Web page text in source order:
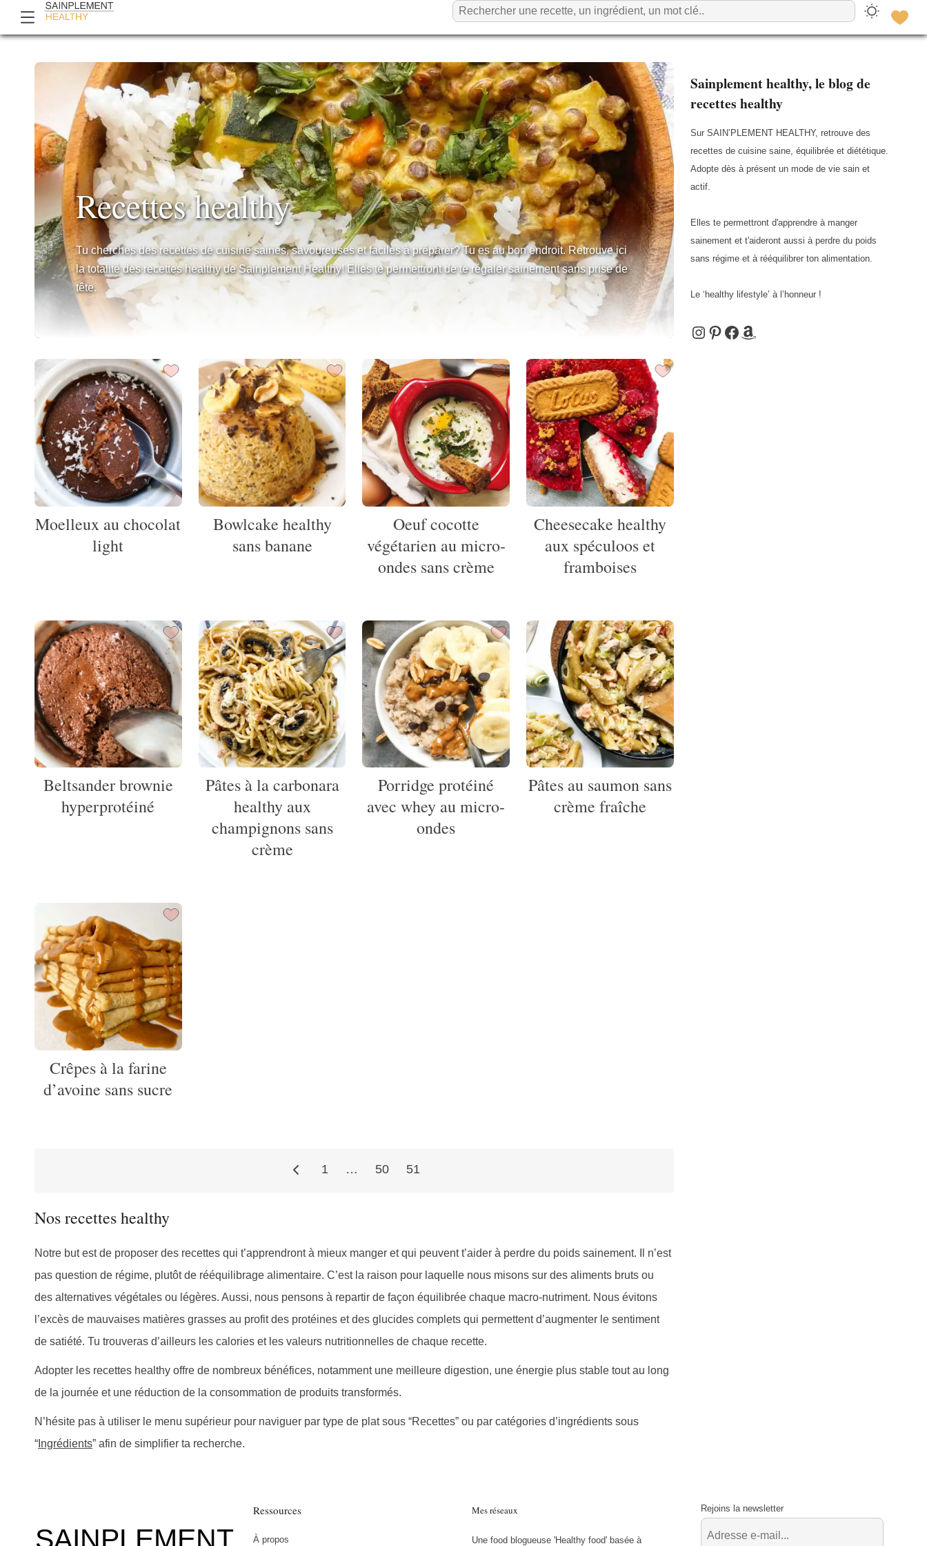
Recettes healthy
Tu cherches des recettes de cuisine saines, savoureuses et faciles à préparer? Tu es au bon endroit. Retrouve ici
la totalité des recettes healthy de Sainplement Healthy! Elles te permettront de te régaler sainement sans prise de
tête.
Moelleux au chocolat
light
Bowlcake healthy
sans banane
Oeuf cocotte
végétarien au micro-
ondes sans crème
Cheesecake healthy
aux spéculoos et
framboises
Beltsander brownie
hyperprotéiné
Pâtes à la carbonara
healthy aux
champignons sans
crème
Porridge protéiné
avec whey au micro-
ondes
Pâtes au saumon sans
crème fraîche
Crêpes à la farine
d’avoine sans sucre
publications
1 … 50 51
Nos recettes healthy
Notre but est de proposer des recettes qui t’apprendront à mieux manger et qui peuvent t’aider à perdre du poids sainement. Il n’est
pas question de régime, plutôt de rééquilibrage alimentaire. C’est la raison pour laquelle nous misons sur des aliments bruts ou
des alternatives végétales ou légères. Aussi, nous pensons à repartir de façon équilibrée chaque macro-nutriment. Nous évitons
l’excès de mauvaises matières grasses au profit des protéines et des glucides complets qui permettent d’augmenter le sentiment
de satiété. Tu trouveras d’ailleurs les calories et les valeurs nutritionnelles de chaque recette.
Adopter les recettes healthy offre de nombreux bénéfices, notamment une meilleure digestion, une énergie plus stable tout au long
de la journée et une réduction de la consommation de produits transformés.
N’hésite pas à utiliser le menu supérieur pour naviguer par type de plat sous “Recettes” ou par catégories d’ingrédients sous
“ Ingrédients” afin de simplifier ta recherche.
Sainplement healthy, le blog de
recettes healthy
Sur SAIN’PLEMENT HEALTHY, retrouve des
recettes de cuisine saine, équilibrée et diététique.
Adopte dès à présent un mode de vie sain et
actif.
Elles te permettront d'apprendre à manger
sainement et t'aideront aussi à perdre du poids
sans régime et à rééquilibrer ton alimentation.
Le ‘healthy lifestyle’ à l’honneur !
Instagram
Pinterest
Facebook
Amazon
SAINPLEMENT
Ressources
À propos
Mes réseaux
Une food blogueuse 'Healthy food' basée à
Rejoins la newsletter